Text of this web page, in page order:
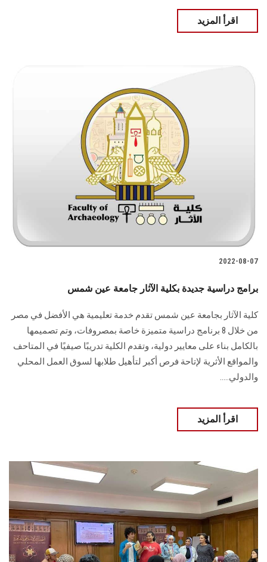
اقرأ المزيد
2022-08-07
برامج دراسية جديدة بكلية الآثار جامعة عين شمس
كلية الآثار بجامعة عين شمس تقدم خدمة تعليمية هي الأفضل في مصر
من خلال 8 برنامج دراسية متميزة خاصة بمصروفات، وتم تصميمها
بالكامل بناء على معايير دولية، وتقدم الكلية تدريبًا صيفيًا في المتاحف
والمواقع الأثرية لإتاحة فرص أكبر لتأهيل طلابها لسوق العمل المحلي
والدولي.....
اقرأ المزيد